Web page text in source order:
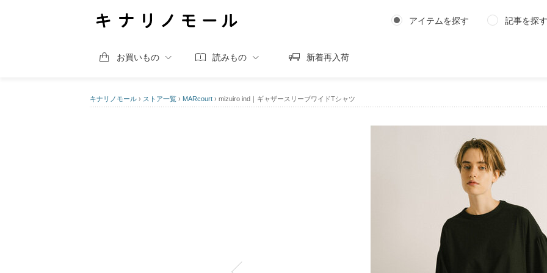
アイテムを探す 記事を探す
お買いもの 読みもの 新着再入荷
キナリノモール › ストア一覧 › MARcourt › mizuiro ind｜ギャザースリーブワイドTシャツ